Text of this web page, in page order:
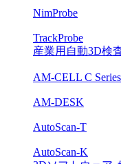
NimProbe
TrackProbe
産業用自動3D検
AM-CELL C Series
AM-DESK
AutoScan-T
AutoScan-K